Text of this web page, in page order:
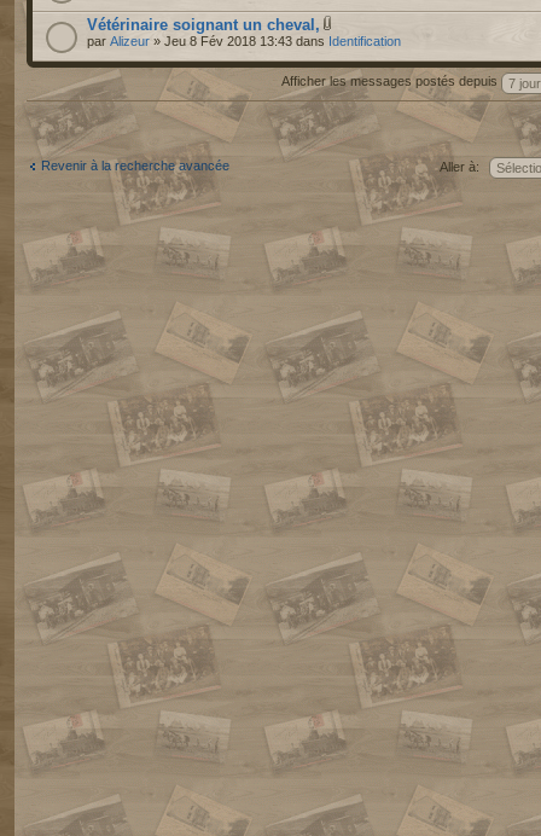
Vétérinaire soignant un cheval,
par Alizeur » Jeu 8 Fév 2018 13:43 dans Identification
Afficher les messages postés depuis
Revenir à la recherche avancée Aller à: